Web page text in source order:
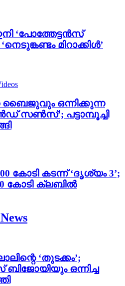
‘പോത്തേട്ടൻസ്
മിറാക്കിൾ’
ഒന്നിക്കുന്ന
സൺസ്’; പട്ടാമ്പൂച്ചി
കോടി കടന്ന് ‘ദൃശ്യം 3’;
കോടി ക്ലബിൽ
‘തുടക്കം’;
ഒന്നിച്ച